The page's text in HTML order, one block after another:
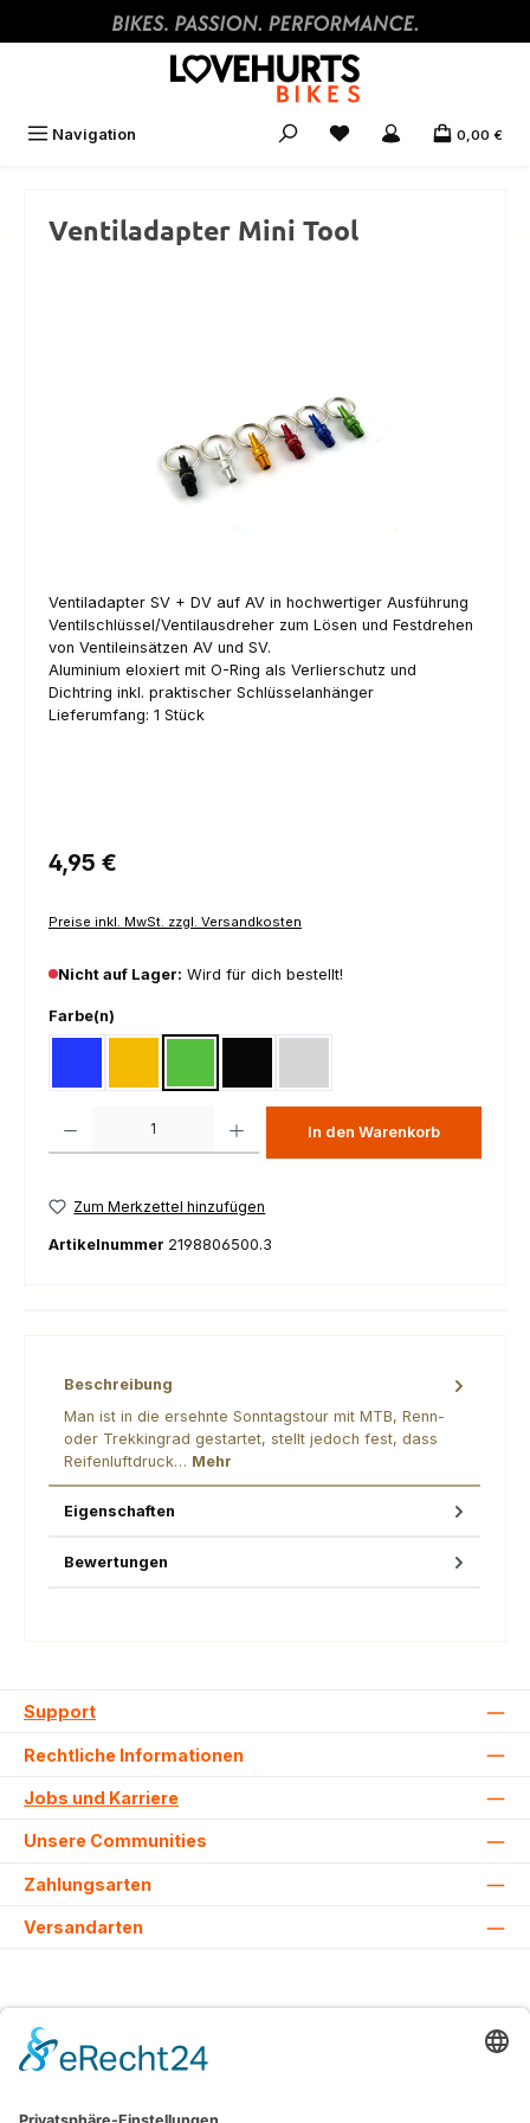
Zum Hauptinhalt springen
Navigation 0,00 €
Ventiladapter Mini Tool
Ventiladapter SV + DV auf AV in hochwertiger Ausführung
Ventilschlüssel/Ventilausdreher zum Lösen und Festdrehen
von Ventileinsätzen AV und SV.
Aluminium eloxiert mit O-Ring als Verlierschutz und
Dichtring inkl. praktischer Schlüsselanhänger
Lieferumfang: 1 Stück
Regulärer Preis:
4,95 €
Preise inkl. MwSt. zzgl. Versandkosten
Nicht auf Lager: Wird für dich bestellt!
Farbe(n)
In den Warenkorb
Zum Merkzettel hinzufügen
Artikelnummer 2198806500.3
Beschreibung
Man ist in die ersehnte Sonntagstour mit MTB, Renn-
oder Trekkingrad gestartet, stellt jedoch fest, dass
Reifenluftdruck… Mehr
Eigenschaften
Bewertungen
Support
Rechtliche Informationen
Jobs und Karriere
Unsere Communities
Zahlungsarten
Versandarten
Alle Preise inkl. gesetzl. Mehrwertsteuer zzgl.
und ggf.
Nachnahmegebühren, wenn nicht anders angegeben.
© 2026 Lovehurts Bikes - Alle Rechte vorbehalten. Theme by